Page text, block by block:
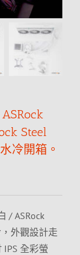
Steel
冷開箱。
/ ASRock
外觀設計走
全彩螢